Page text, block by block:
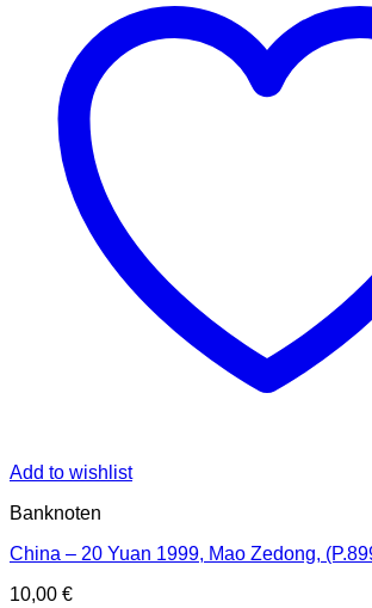
Add to wishlist
Banknoten
China – 20 Yuan 1999, Mao Zedong,
10,00 €